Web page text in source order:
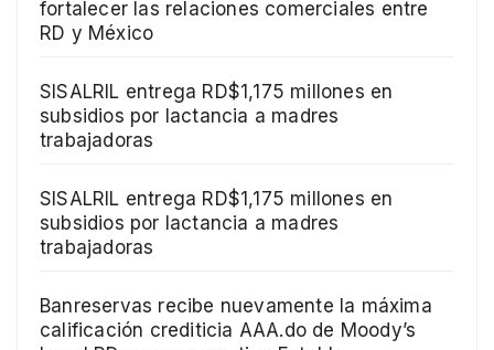
fortalecer las relaciones comerciales entre
RD y México
SISALRIL entrega RD$1,175 millones en
subsidios por lactancia a madres
trabajadoras
SISALRIL entrega RD$1,175 millones en
subsidios por lactancia a madres
trabajadoras
Banreservas recibe nuevamente la máxima
calificación crediticia AAA.do de Moody’s